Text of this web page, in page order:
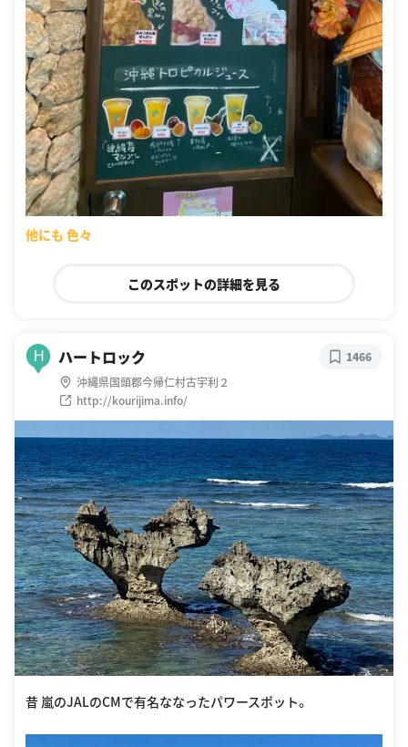
他にも 色々
このスポットの詳細を見る
H ハートロック
沖縄県国頭郡今帰仁村古宇利２
http://kourijima.info/
1466
昔 嵐のJALのCMで有名ななったパワースポット。